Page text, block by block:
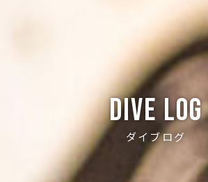
Dive log
ダイブログ